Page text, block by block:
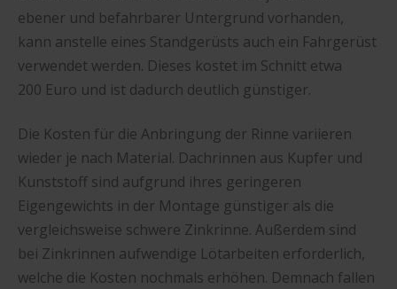
ebener und befahrbarer Untergrund vorhanden,
kann anstelle eines Standgerüsts auch ein Fahrgerüst
verwendet werden. Dieses kostet im Schnitt etwa
200 Euro und ist dadurch deutlich günstiger.
Die Kosten für die Anbringung der Rinne variieren
wieder je nach Material. Dachrinnen aus Kupfer und
Kunststoff sind aufgrund ihres geringeren
Eigengewichts in der Montage günstiger als die
vergleichsweise schwere Zinkrinne. Außerdem sind
bei Zinkrinnen aufwendige Lötarbeiten erforderlich,
welche die Kosten nochmals erhöhen. Demnach fallen